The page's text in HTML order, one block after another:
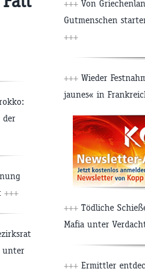
der
+++
unter
+++ Von
Gutmenschen
+++
+++ Wieder
jaunes« in
+++ Tödliche
Mafia unter
+++ Ermittler